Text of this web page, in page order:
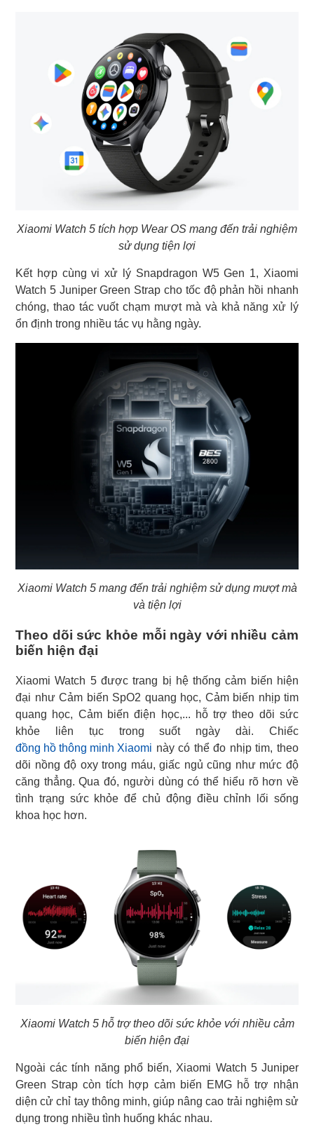
Xiaomi Watch 5 tích hợp Wear OS mang đến trải nghiệm
sử dụng tiện lợi
Kết hợp cùng vi xử lý Snapdragon W5 Gen 1, Xiaomi
Watch 5 Juniper Green Strap cho tốc độ phản hồi nhanh
chóng, thao tác vuốt chạm mượt mà và khả năng xử lý
ổn định trong nhiều tác vụ hằng ngày.
Xiaomi Watch 5 mang đến trải nghiệm sử dụng mượt mà
và tiện lợi
Theo dõi sức khỏe mỗi ngày với nhiều cảm
biến hiện đại
Xiaomi Watch 5 được trang bị hệ thống cảm biến hiện
đại như Cảm biến SpO2 quang học, Cảm biến nhịp tim
quang học, Cảm biến điện học,... hỗ trợ theo dõi sức
đồng hồ thông minh Xiaomi này có thể đo nhịp tim, theo
dõi nồng độ oxy trong máu, giấc ngủ cũng như mức độ
căng thẳng. Qua đó, người dùng có thể hiểu rõ hơn về
tình trạng sức khỏe để chủ động điều chỉnh lối sống
khoa học hơn.
Xiaomi Watch 5 hỗ trợ theo dõi sức khỏe với nhiều cảm
biến hiện đại
Ngoài các tính năng phổ biến, Xiaomi Watch 5 Juniper
Green Strap còn tích hợp cảm biến EMG hỗ trợ nhận
diện cử chỉ tay thông minh, giúp nâng cao trải nghiệm sử
dụng trong nhiều tình huống khác nhau.